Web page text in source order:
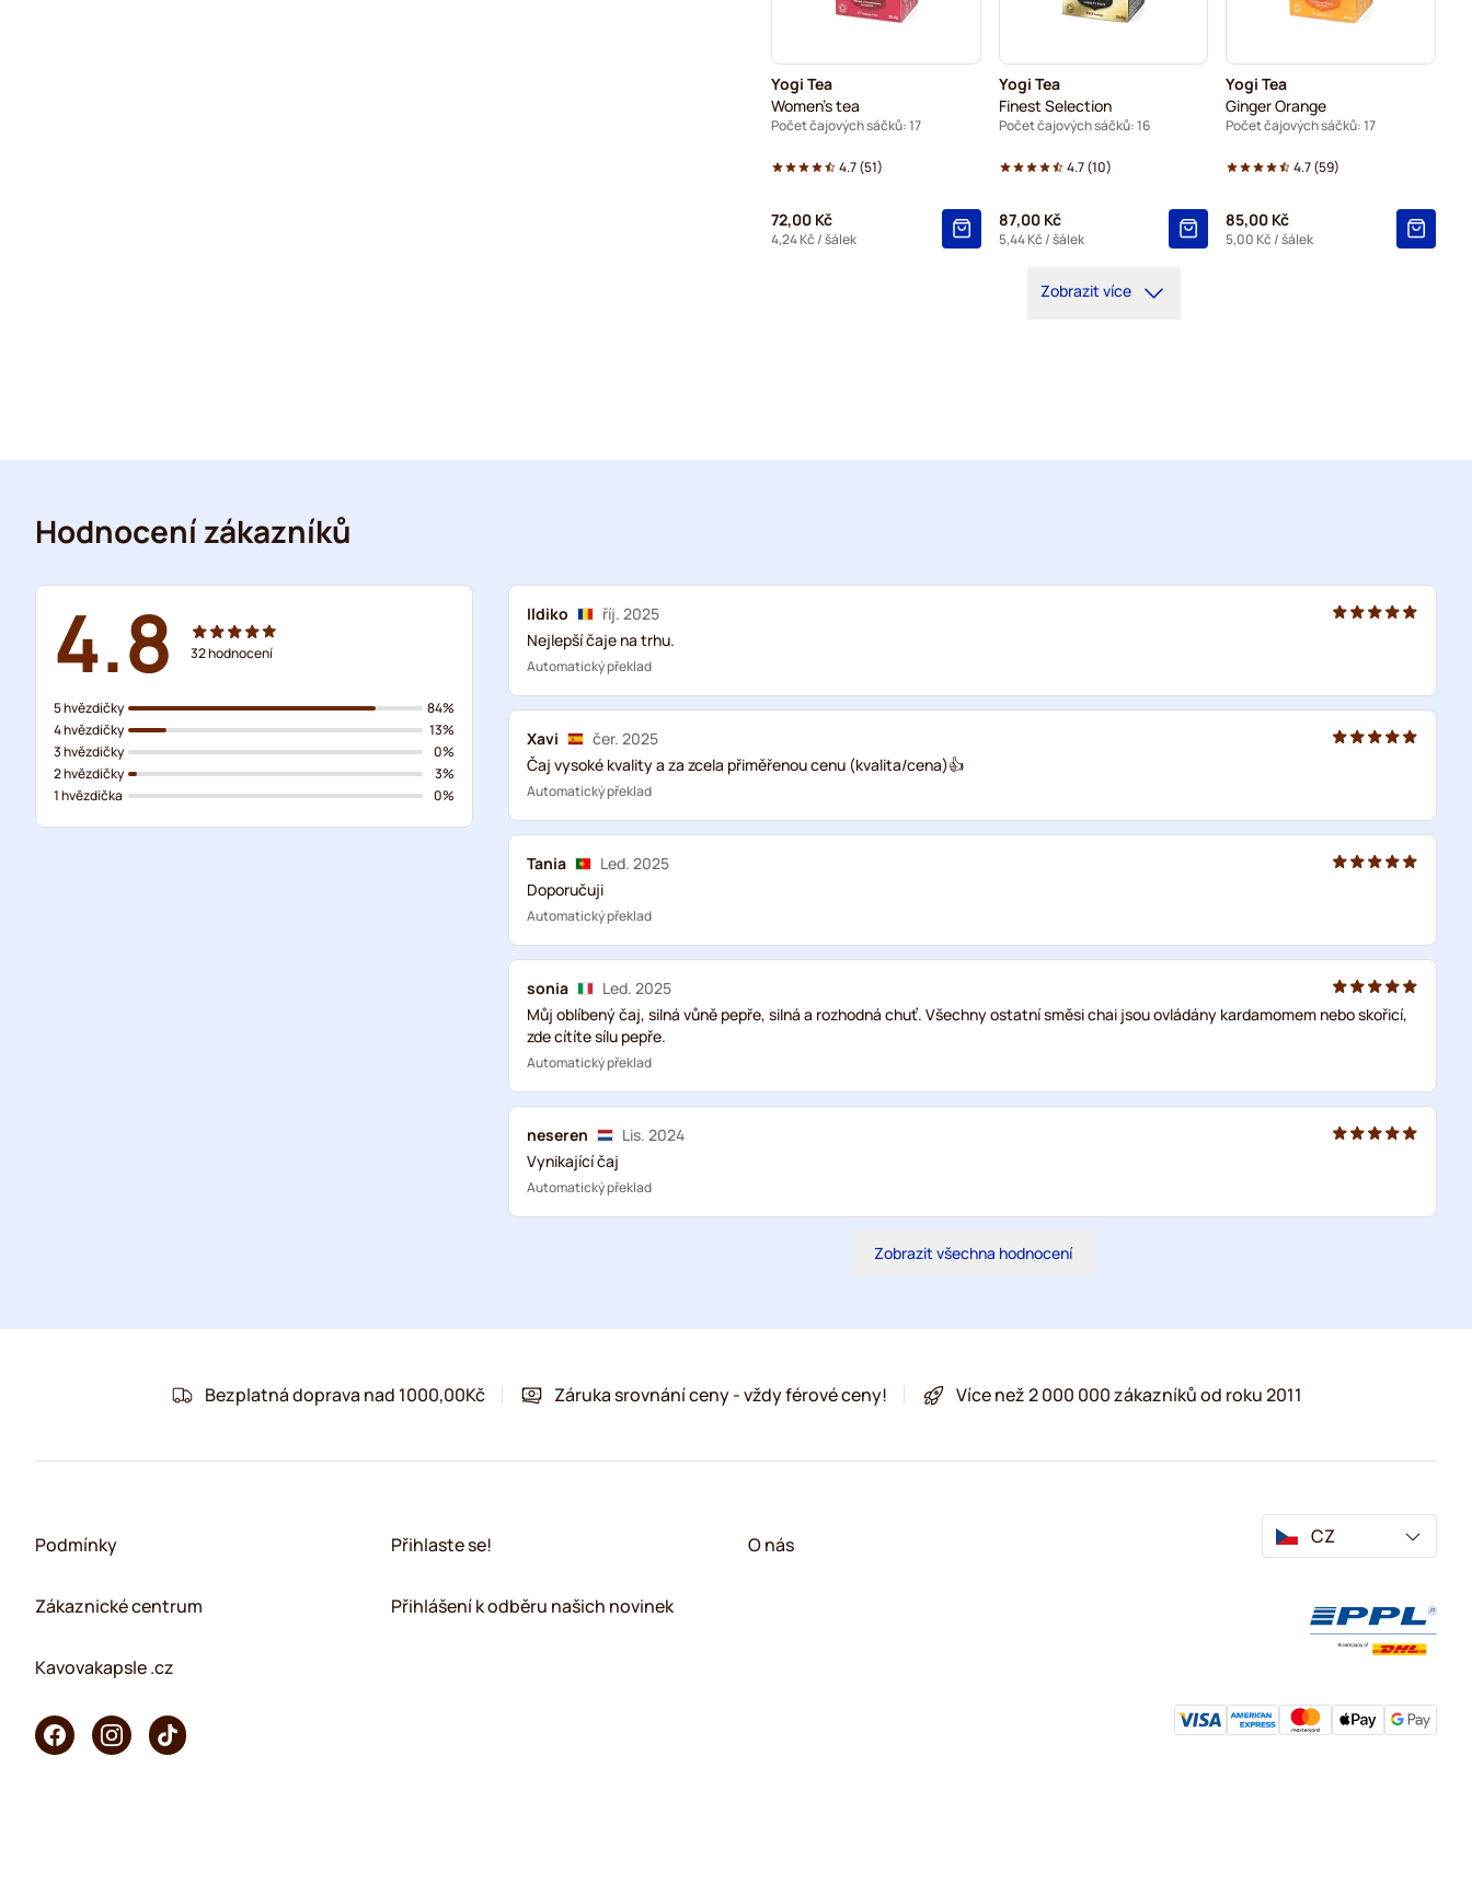
Yogi Tea
Women's tea
Počet čajových sáčků: 17
4.7(51)
72,00 Kč
4,24 Kč / šálek
Yogi Tea
Finest Selection
Počet čajových sáčků: 16
4.7(10)
87,00 Kč
5,44 Kč / šálek
Yogi Tea
Ginger Orange
Počet čajových sáčků: 17
4.7(59)
85,00 Kč
5,00 Kč / šálek
Zobrazit více
Hodnocení zákazníků
4.8 32hodnocení
5 hvězdičky
4 hvězdičky
3 hvězdičky
2 hvězdičky
1 hvězdička
84%
13%
0%
3%
0%
Ildiko
říj. 2025
Nejlepší čaje na trhu.
Automatický překlad
Xavi
čer. 2025
Čaj vysoké kvality a za zcela přiměřenou cenu (kvalita/cena)👍
Automatický překlad
Tania
Led. 2025
Doporučuji
Automatický překlad
sonia
Led. 2025
Můj oblíbený čaj, silná vůně pepře, silná a rozhodná chuť. Všechny ostatní směsi chai jsou ovládány kardamomem nebo skořicí,
zde cítíte sílu pepře.
Automatický překlad
neseren
Lis. 2024
Vynikající čaj
Automatický překlad
Zobrazit všechna hodnocení
Bezplatná doprava nad 1000,00Kč Záruka srovnání ceny - vždy férové ceny! Více než 2 000 000 zákazníků od roku 2011
Podmínky
Zákaznické centrum
Kavovakapsle .cz
Přihlaste se!
Přihlášení k odběru našich novinek
O nás CZ